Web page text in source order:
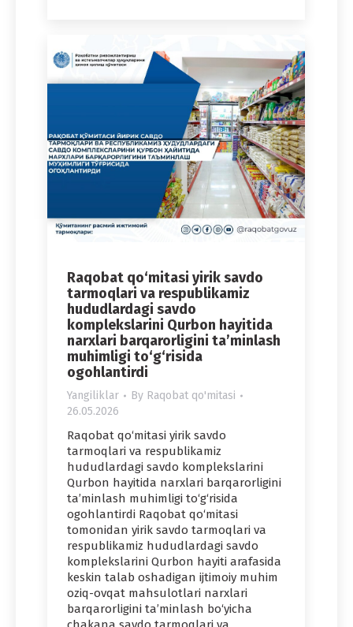
Raqobat qo‘mitasi yirik savdo
tarmoqlari va respublikamiz
hududlardagi savdo
komplekslarini Qurbon hayitida
narxlari barqarorligini ta’minlash
muhimligi to‘g‘risida
ogohlantirdi
Yangiliklar By Raqobat qo'mitasi
26.05.2026
Raqobat qo‘mitasi yirik savdo
tarmoqlari va respublikamiz
hududlardagi savdo komplekslarini
Qurbon hayitida narxlari barqarorligini
ta’minlash muhimligi to‘g‘risida
ogohlantirdi Raqobat qo‘mitasi
tomonidan yirik savdo tarmoqlari va
respublikamiz hududlardagi savdo
komplekslarini Qurbon hayiti arafasida
keskin talab oshadigan ijtimoiy muhim
oziq-ovqat mahsulotlari narxlari
barqarorligini ta’minlash bo‘yicha